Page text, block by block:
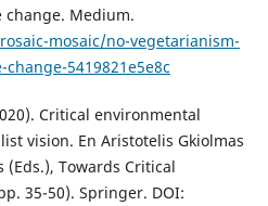
change. Medium.
mosaic/no-vegetarianism-
5419821e5e8c
Critical environmental
vision. En Aristotelis Gkiolmas
Towards Critical
35-50). Springer. DOI: